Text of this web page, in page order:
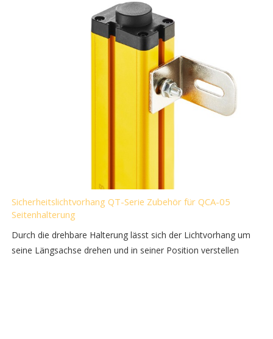
Sicherheitslichtvorhang QT-Serie Zubehör für QCA-05
Seitenhalterung
Durch die drehbare Halterung lässt sich der Lichtvorhang um
seine Längsachse drehen und in seiner Position verstellen